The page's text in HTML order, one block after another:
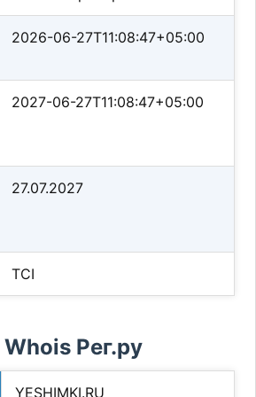
2026-06-27T11:08:47+05:00
2027-06-27T11:08:47+05:00
27.07.2027
TCI
Рег.ру
YESHIMKI.RU